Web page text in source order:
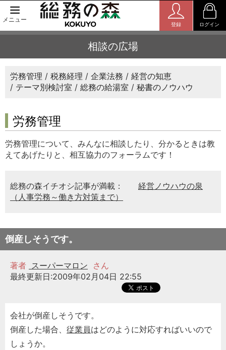
メニュー
登録 ログイン
相談の広場
労務管理 税務経理 企業法務
経営の知恵
テーマ別検討室
総務の給湯室 秘書のノウハウ
労務管理
労務管理について、みんなに相談したり、分かるときは教
えてあげたりと、相互協力のフォーラムです！
総務の森イチオシ記事が満載：
経営ノウハウの泉
（人事労務～働き方対策まで）
倒産しそうです。
著者 スーパーマロン
さん
最終更新日:2009年02月04日 22:55
会社が倒産しそうです。
倒産した場合、 従業員はどのように対応すればいいので
しょうか。